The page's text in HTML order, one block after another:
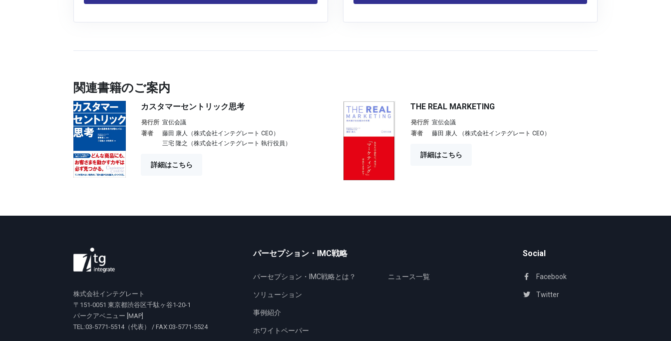
関連書籍のご案内
カスタマーセントリック思考
発行所 宣伝会議
著者
藤田 康人（株式会社インテグレート CEO）
三宅 隆之（株式会社インテグレート 執行役員）
詳細はこちら
THE REAL MARKETING
発行所 宣伝会議
著者
藤田 康人 （株式会社インテグレート CEO）
詳細はこちら
パーセプション・IMC戦略
パーセプション・IMC戦略とは？
ソリューション
事例紹介
ホワイトペーパー
ニュース一覧
Social
Facebook
Twitter
株式会社インテグレート
〒151-0051 東京都渋谷区千駄ヶ谷1-20-1
パークアベニュー [ MAP
TEL:03-5771-5514（代表） / FAX:03-5771-5524